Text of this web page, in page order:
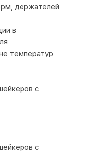
держателей
в
температур
с
с